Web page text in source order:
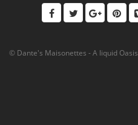
© Dante's Maisonettes - A liquid Oasis